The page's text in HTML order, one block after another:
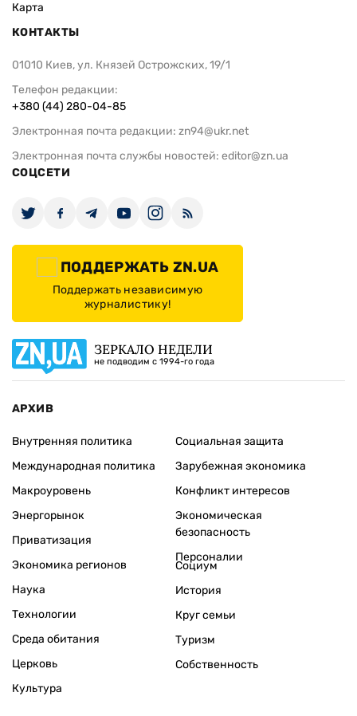
Карта
КОНТАКТЫ
01010 Киев, ул. Князей Острожских, 19/1
Телефон редакции:
+380 (44) 280-04-85
Электронная почта редакции: zn94@ukr.net
Электронная почта службы новостей: editor@zn.ua
СОЦСЕТИ
ПОДДЕРЖАТЬ ZN.UA
Поддержать независимую
журналистику!
ЗЕРКАЛО НЕДЕЛИ
не подводим с 1994-го года
АРХИВ
Внутренняя политика
Международная политика
Макроуровень
Энергорынок
Приватизация
Экономика регионов
Социальная защита
Зарубежная экономика
Конфликт интересов
Экономическая
безопасность
Персоналии
Наука
Технологии
Среда обитания
Церковь
Культура
Социум
История
Круг семьи
Туризм
Собственность